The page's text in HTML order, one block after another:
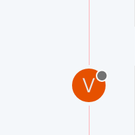
V